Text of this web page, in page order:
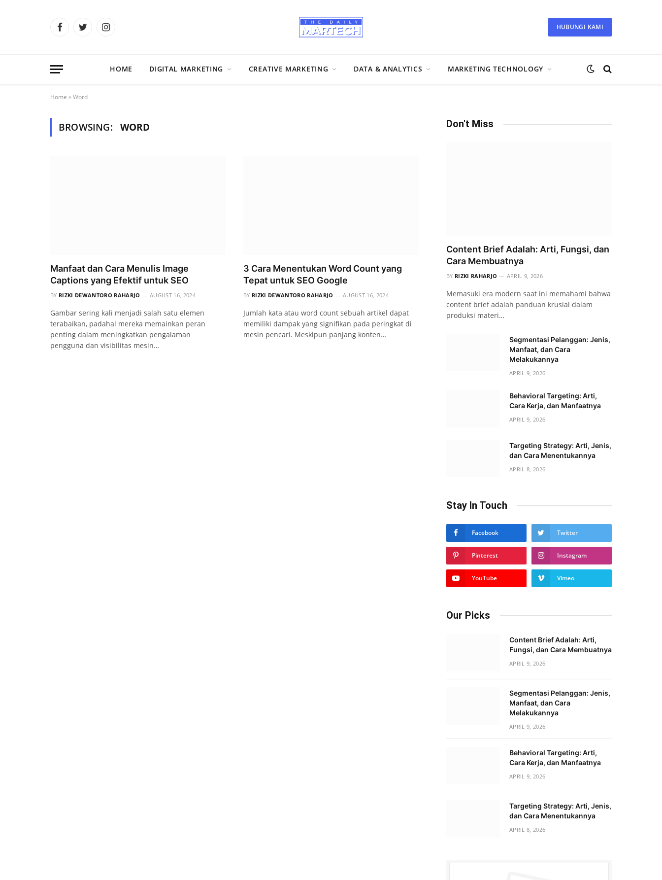
FacebookTwitterInstagram HUBUNGI KAMI
HOME DIGITAL MARKETING CREATIVE MARKETING DATA & ANALYTICS MARKETING TECHNOLOGY
Home »Word
BROWSING: WORD
Manfaat dan Cara Menulis Image
Captions yang Efektif untuk SEO
BY RIZKI DEWANTORO RAHARJO AUGUST 16, 2024
Gambar sering kali menjadi salah satu elemen
terabaikan, padahal mereka memainkan peran
penting dalam meningkatkan pengalaman
pengguna dan visibilitas mesin…
3 Cara Menentukan Word Count yang
Tepat untuk SEO Google
BY RIZKI DEWANTORO RAHARJO AUGUST 16, 2024
Jumlah kata atau word count sebuah artikel dapat
memiliki dampak yang signifikan pada peringkat di
mesin pencari. Meskipun panjang konten…
Don't Miss
Content Brief Adalah: Arti, Fungsi, dan
Cara Membuatnya
BY RIZKI RAHARJO APRIL 9, 2026
Memasuki era modern saat ini memahami bahwa
content brief adalah panduan krusial dalam
produksi materi…
Segmentasi Pelanggan: Jenis,
Manfaat, dan Cara
Melakukannya
APRIL 9, 2026
Behavioral Targeting: Arti,
Cara Kerja, dan Manfaatnya
APRIL 9, 2026
Targeting Strategy: Arti, Jenis,
dan Cara Menentukannya
APRIL 8, 2026
Stay In Touch
Facebook Twitter
Pinterest Instagram
YouTube Vimeo
Our Picks
Content Brief Adalah: Arti,
Fungsi, dan Cara Membuatnya
APRIL 9, 2026
Segmentasi Pelanggan: Jenis,
Manfaat, dan Cara
Melakukannya
APRIL 9, 2026
Behavioral Targeting: Arti,
Cara Kerja, dan Manfaatnya
APRIL 9, 2026
Targeting Strategy: Arti, Jenis,
dan Cara Menentukannya
APRIL 8, 2026